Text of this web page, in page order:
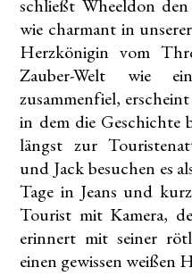
schließt Wheeldon
wie charmant in
Herzkönigin vom
Zauber-Welt wie
zusammenfiel,
in dem die Geschichte
längst zur
und Jack besuchen es
Tage in Jeans und
Tourist mit Kamera,
erinnert mit seiner
einen gewissen weißen